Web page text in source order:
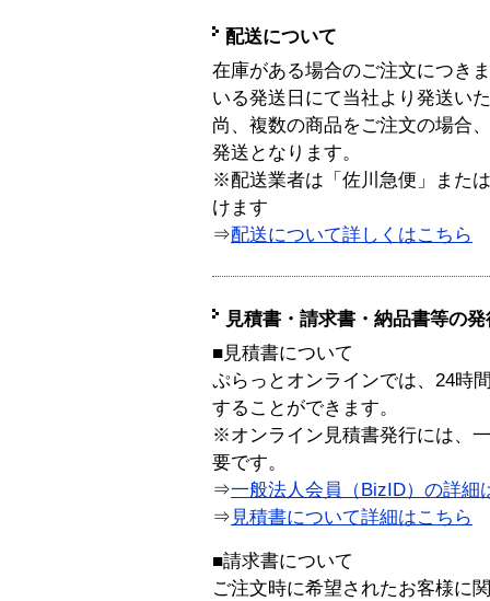
配送について
在庫がある場合のご注文につき
いる発送日にて当社より発送い
尚、複数の商品をご注文の場合
発送となります。
※配送業者は「佐川急便」また
けます
⇒配送について詳しくはこちら
見積書・請求書・納品書等の
■見積書について
ぷらっとオンラインでは、24時
することができます。
※オンライン見積書発行には、
要です。
⇒一般法人会員（BizID）の詳細
⇒ 見積書について詳細はこちら
■請求書について
ご注文時に希望されたお客様に